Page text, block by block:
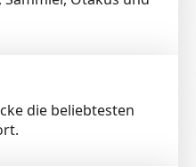
die beliebtesten